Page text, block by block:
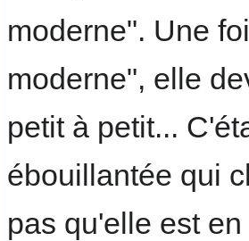
moderne". Une
moderne", elle
petit à petit...
ébouillantée qui
pas qu'elle est